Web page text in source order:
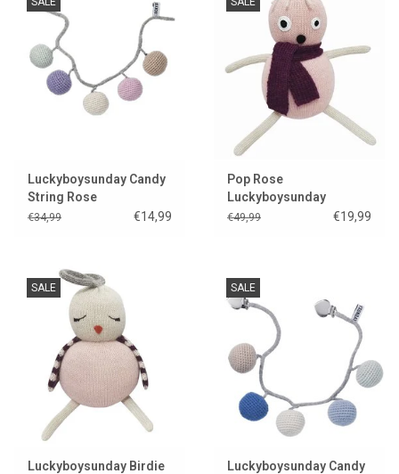
Luckyboysunday Candy
String Rose
€34,99 €14,99
Pop Rose
Luckyboysunday
€49,99 €19,99
SALE
Luckyboysunday Birdie
SALE
Luckyboysunday Candy